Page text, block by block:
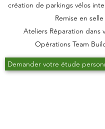
création de parkings vélos
Remise en selle
Ateliers Réparation dans
Opérations Team
Demander votre étude